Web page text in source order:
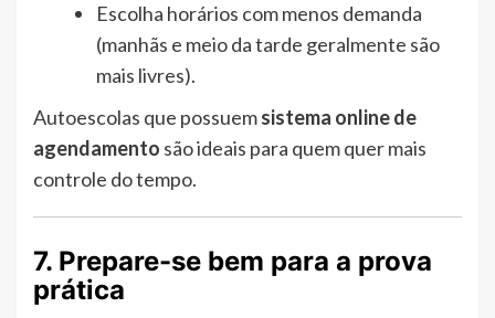
Escolha horários com menos demanda
(manhãs e meio da tarde geralmente são
mais livres).
Autoescolas que possuemsistema online de
agendamento são ideais para quem quer mais
controle do tempo.
7. Prepare-se bem para a prova
prática